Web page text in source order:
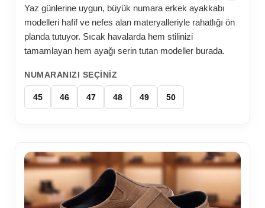
Yaz günlerine uygun, büyük numara erkek ayakkabı
modelleri hafif ve nefes alan materyalleriyle rahatlığı ön
planda tutuyor. Sıcak havalarda hem stilinizi
tamamlayan hem ayağı serin tutan modeller burada.
NUMARANIZI SEÇINIZ
45 46 47 48 49 50